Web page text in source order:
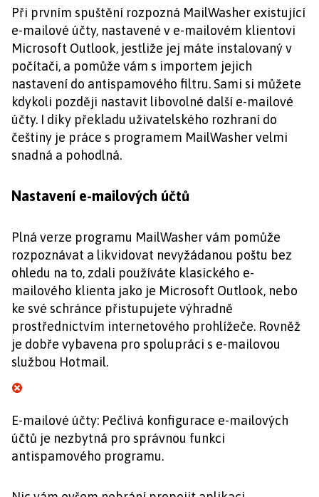
Při prvním spuštění rozpozná MailWasher existující
e-mailové účty, nastavené v e-mailovém klientovi
Microsoft Outlook, jestliže jej máte instalovaný v
počítači, a pomůže vám s importem jejich
nastavení do antispamového filtru. Sami si můžete
kdykoli později nastavit libovolné další e-mailové
účty. I díky překladu uživatelského rozhraní do
češtiny je práce s programem MailWasher velmi
snadná a pohodlná.
Nastavení e-mailových účtů
Plná verze programu MailWasher vám pomůže
rozpoznávat a likvidovat nevyžádanou poštu bez
ohledu na to, zdali používáte klasického e-
mailového klienta jako je Microsoft Outlook, nebo
ke své schránce přistupujete výhradně
prostřednictvím internetového prohlížeče. Rovněž
je dobře vybavena pro spolupráci s e-mailovou
službou Hotmail.
E-mailové účty: Pečlivá konfigurace e-mailových
účtů je nezbytná pro správnou funkci
antispamového programu.